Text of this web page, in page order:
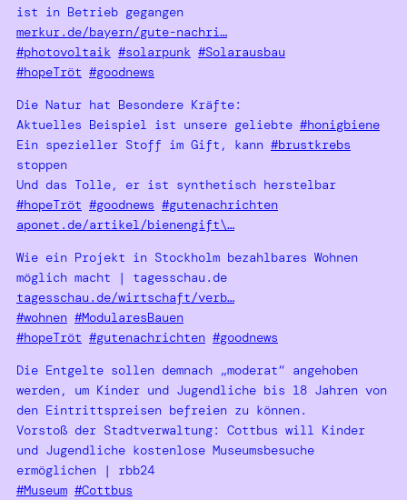
ist in Betrieb gegangen
merkur.de/bayern/gute-nachri…
#photovoltaik #solarpunk #Solarausbau
#hopeTröt #goodnews
Die Natur hat Besondere Kräfte:
Aktuelles Beispiel ist unsere geliebte #honigbiene
Ein spezieller Stoff im Gift, kann #brustkrebs
stoppen
Und das Tolle, er ist synthetisch herstelbar
#hopeTröt #goodnews #gutenachrichten
aponet.de/artikel/bienengift\…
Wie ein Projekt in Stockholm bezahlbares Wohnen
möglich macht | tagesschau.de
tagesschau.de/wirtschaft/verb…
#wohnen #ModularesBauen
#hopeTröt #gutenachrichten #goodnews
Die Entgelte sollen demnach „moderat“ angehoben
werden, um Kinder und Jugendliche bis 18 Jahren von
den Eintrittspreisen befreien zu können.
Vorstoß der Stadtverwaltung: Cottbus will Kinder
und Jugendliche kostenlose Museumsbesuche
ermöglichen | rbb24
#Museum #Cottbus